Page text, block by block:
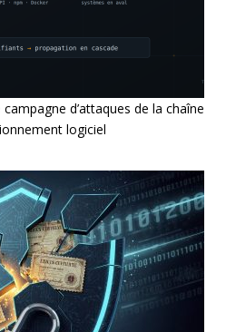
d’attaques de la chaîne
logiciel